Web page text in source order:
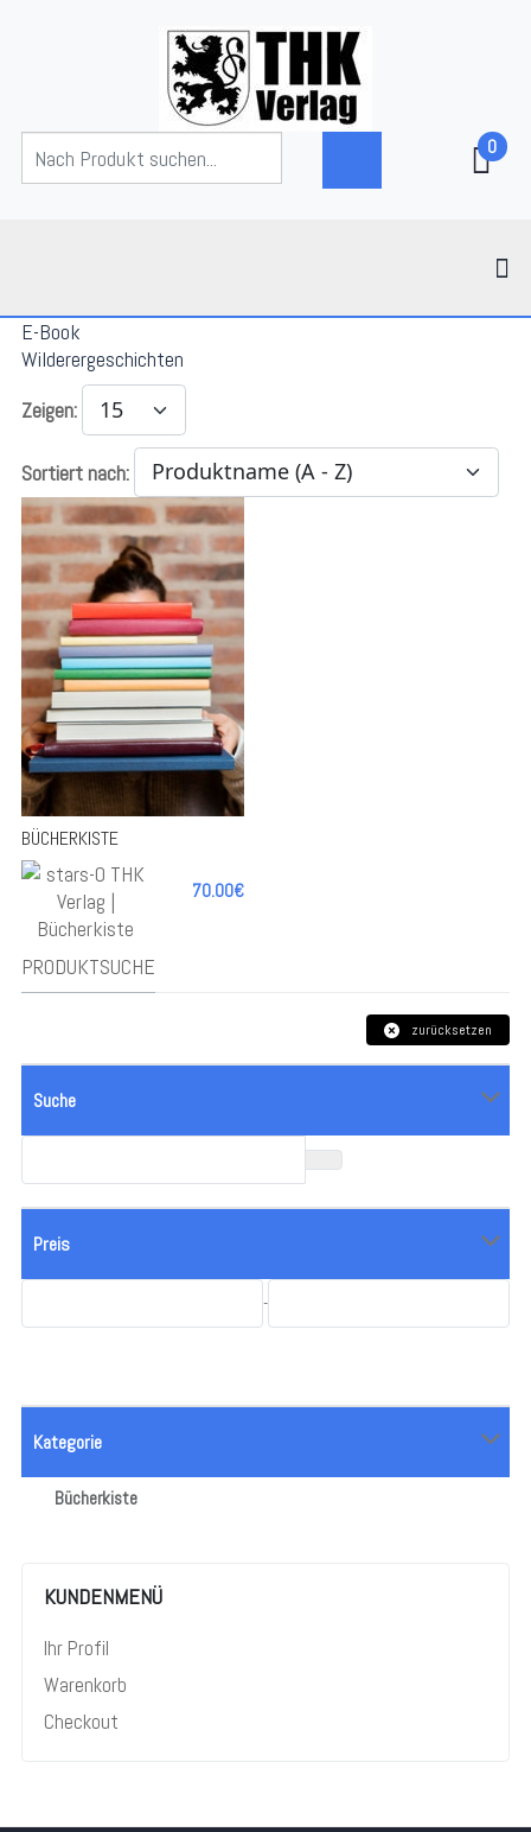
0
E-Book
Wilderergeschichten
Zeigen:
Sortiert nach:
BÜCHERKISTE
70.00€
PRODUKTSUCHE
zurücksetzen
Suche
Preis
-
Kategorie
Bücherkiste
KUNDENMENÜ
Ihr Profil
Warenkorb
Checkout